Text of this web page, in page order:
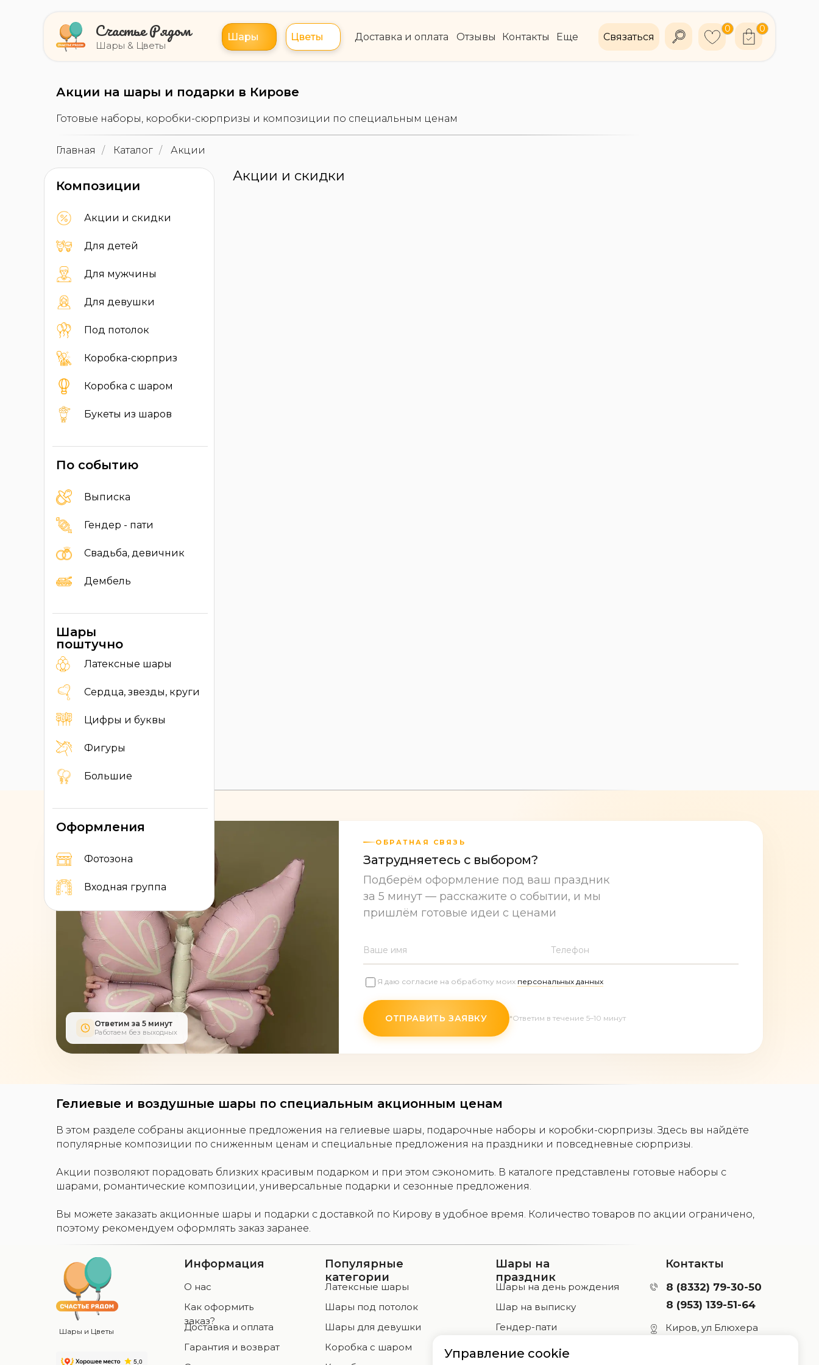
Доставка и оплата Отзывы Контакты Еще Связаться
Цветы
Шары
0
0
Счастье Рядом
Шары & Цветы
Акции на шары и подарки в Кирове
Готовые наборы, коробки-сюрпризы и композиции по специальным ценам
Главная / Каталог / Акции
Входная группа
Фотозона
Оформления
Большие
Фигуры
Цифры и буквы
Сердца, звезды, круги
Латексные шары
Шары
поштучно
Дембель
Свадьба, девичник
Гендер - пати
Выписка
По событию
Букеты из шаров
Коробка с шаром
Коробка-сюрприз
Под потолок
Для девушки
Для мужчины
Для детей
Акции и скидки
Композиции
Акции и скидки
Ответим за 5 минут
Работаем без выходных
ОБРАТНАЯ СВЯЗЬ
Затрудняетесь с выбором?
Подберём оформление под ваш праздник
за 5 минут — расскажите о событии, и мы
пришлём готовые идеи с ценами
Ваше имя Телефон
Я даю согласие на обработку моих персональных данных
ОТПРАВИТЬ ЗАЯВКУ *Ответим в течение 5–10 минут
Гелиевые и воздушные шары по специальным акционным ценам
В этом разделе собраны акционные предложения на гелиевые шары, подарочные наборы и коробки-сюрпризы. Здесь вы найдёте
популярные композиции по сниженным ценам и специальные предложения на праздники и повседневные сюрпризы.
Акции позволяют порадовать близких красивым подарком и при этом сэкономить. В каталоге представлены готовые наборы с
шарами, романтические композиции, универсальные подарки и сезонные предложения.
Вы можете заказать акционные шары и подарки с доставкой по Кирову в удобное время. Количество товаров по акции ограничено,
поэтому рекомендуем оформлять заказ заранее.
Шары и Цветы
Гарантия и возврат
Доставка и оплата
Как оформить
заказ?
О нас
Информация
Коробка с шаром
Шары для девушки
Шары под потолок
Латексные шары
Популярные
категории
Свадьба, девичник
Гендер-пати
Шар на выписку
Шары на день рождения
Шары на
праздник
Киров, ул Блюхера
8 (953) 139-51-64
8 (8332) 79-30-50
Контакты
Управление cookie